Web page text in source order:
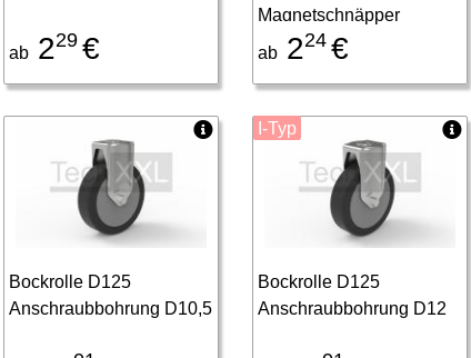
ab 229 €
Magnetschnäpper
ab224 €
Bockrolle D125
Anschraubbohrung D10,5
Bockrolle D125
Anschraubbohrung D12
I-Typ